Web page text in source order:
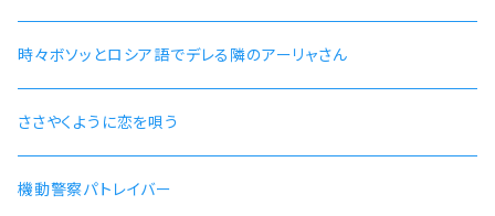
時々ボソッとロシア語でデレる隣のアーリャさん
ささやくように恋を唄う
機動警察パトレイバー